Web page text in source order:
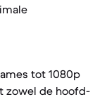
tot 1080p
zowel de hoofd-